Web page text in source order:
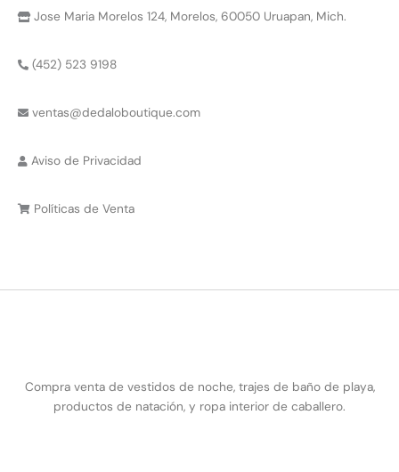
Jose Maria Morelos 124, Morelos, 60050 Uruapan, Mich.
(452) 523 9198
ventas@dedaloboutique.com
Aviso de Privacidad
Políticas de Venta
Compra venta de vestidos de noche, trajes de baño de playa,
productos de natación, y ropa interior de caballero.